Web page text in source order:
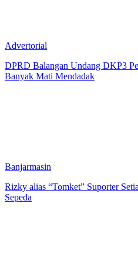
Advertorial
DPRD Balangan Undang DKP3
Banyak Mati Mendadak
Banjarmasin
Rizky alias “Tomket” Suporter
Sepeda